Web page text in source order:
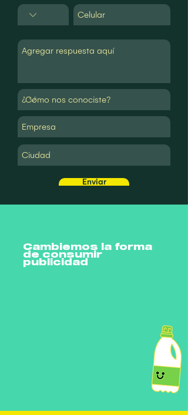
Enviar
Cambiemos la forma
de consumir
publicidad